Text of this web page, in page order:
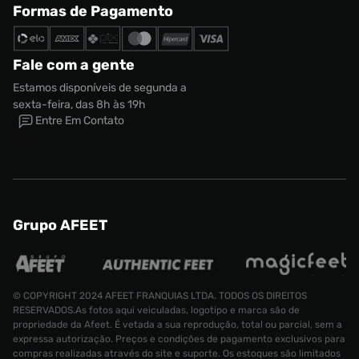
Formas de Pagamento
Fale com a gente
Estamos disponíveis de segunda a
sexta-feira, das 8h às 19h
Entre Em Contato
Grupo AFEET
© COPYRIGHT 2024 AFEET FRANQUIAS LTDA. TODOS OS DIREITOS
RESERVADOS.As fotos aqui veiculadas, logotipo e marca são de
propriedade da Afeet. É vetada a sua reprodução, total ou parcial, sem a
expressa autorização. Preços e condições de pagamento exclusivos para
compras realizadas através do site e suporte. Os estoques são limitados